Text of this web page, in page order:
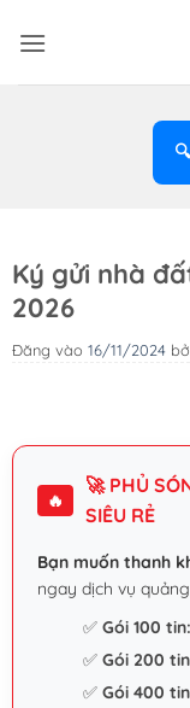
qua
Ký gửi nhà
2026
Đăng vào 16/11/2024
🔥
🚀 PHỦ
SIÊU RẺ
Bạn muốn thanh
ngay dịch vụ
✅Gói 100 tin:
✅Gói 200
✅Gói 400